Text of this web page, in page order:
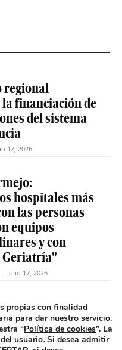
regional
financiación de
del sistema
17, 2026
hospitales más
las personas
equipos
y con
Geriatría"
- julio 17, 2026
el plazo de
estudiantes
años uniendo a
propias con finalidad
para dar nuestro servicio.
“Política de cookies”. La
usuario. Si desea admitir